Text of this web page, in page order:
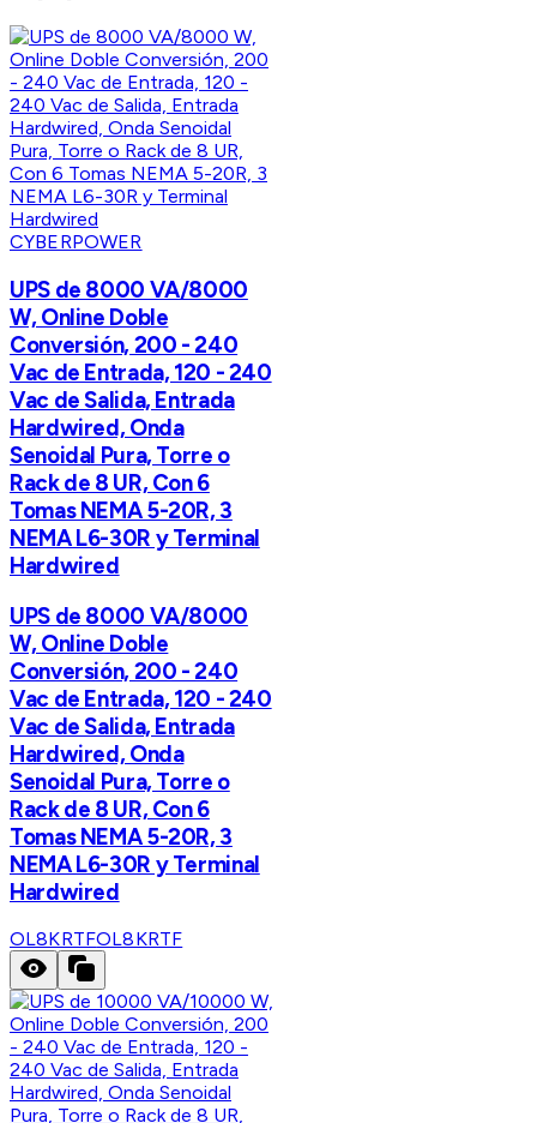
CYBERPOWER
UPS de 8000 VA/8000
W, Online Doble
Conversión, 200 - 240
Vac de Entrada, 120 - 240
Vac de Salida, Entrada
Hardwired, Onda
Senoidal Pura, Torre o
Rack de 8 UR, Con 6
Tomas NEMA 5-20R, 3
NEMA L6-30R y Terminal
Hardwired
UPS de 8000 VA/8000
W, Online Doble
Conversión, 200 - 240
Vac de Entrada, 120 - 240
Vac de Salida, Entrada
Hardwired, Onda
Senoidal Pura, Torre o
Rack de 8 UR, Con 6
Tomas NEMA 5-20R, 3
NEMA L6-30R y Terminal
Hardwired
OL8KRTFOL8KRTF